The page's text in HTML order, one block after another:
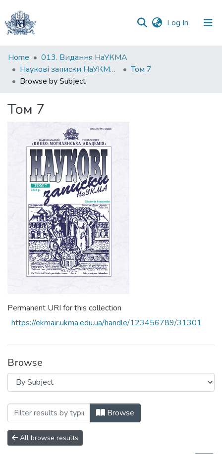
Log In (current)
Communities
&
Collections
Home
013. Видання НаУКМА
Наукові записки НаУКМА. Біологія та екологія
Том 7
Browse by Subject
Том 7
Permanent URI for this collection
https://ekmair.ukma.edu.ua/handle/123456789/31301
Browse
Browsing Том 7 by Subject "pathogen
Browse
All browse results